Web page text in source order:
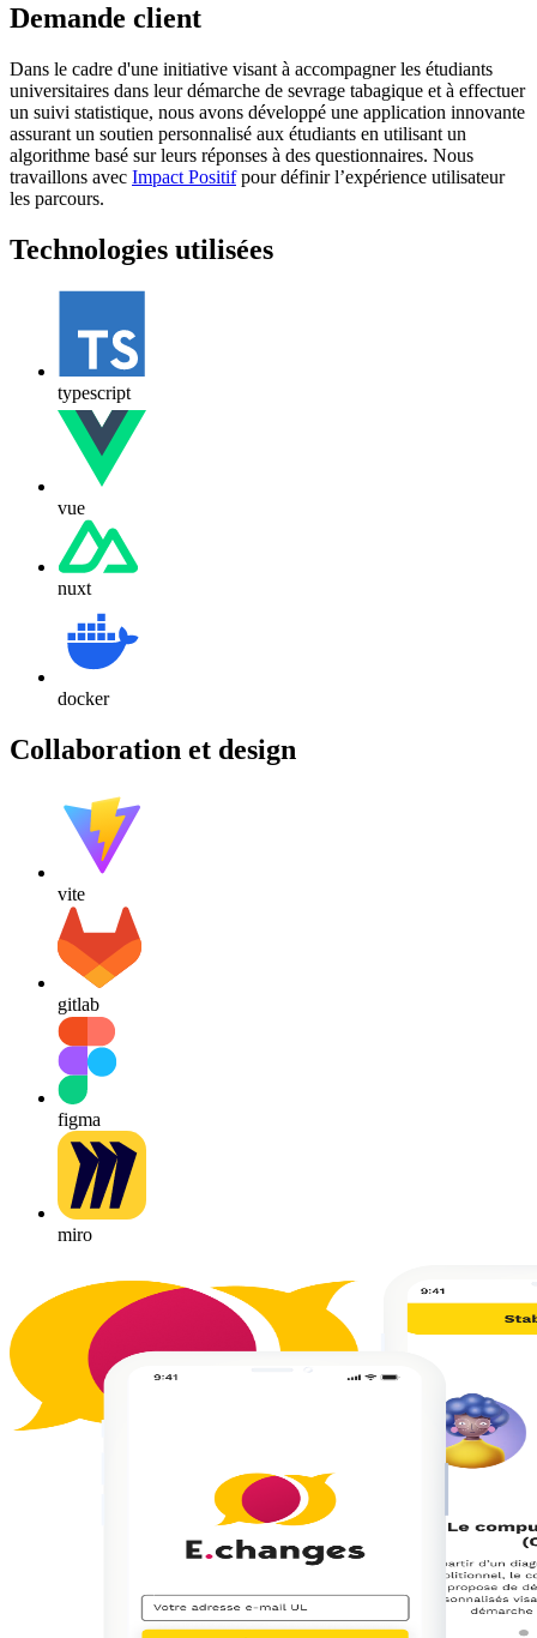
Demande client
Dans le cadre d'une initiative visant à accompagner les étudiants
universitaires dans leur démarche de sevrage tabagique et à effectuer
un suivi statistique, nous avons développé une application innovante
assurant un soutien personnalisé aux étudiants en utilisant un
algorithme basé sur leurs réponses à des questionnaires. Nous
travaillons avec Impact Positifpour définir l’expérience utilisateur
les parcours.
Technologies utilisées
typescript
vue
nuxt
docker
Collaboration et design
vite
gitlab
figma
miro